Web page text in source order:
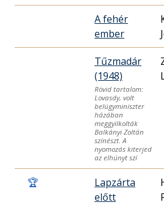
A fehér
ember
Tűzmadár
(1948)
Rövid tartalom:
Lovasdy, volt
belügyminiszter
házában
meggyilkolták
Balkányi Zoltán
színészt. A
nyomozás kiterjed
az elhúnyt szí
🏆
Lapzárta
előtt